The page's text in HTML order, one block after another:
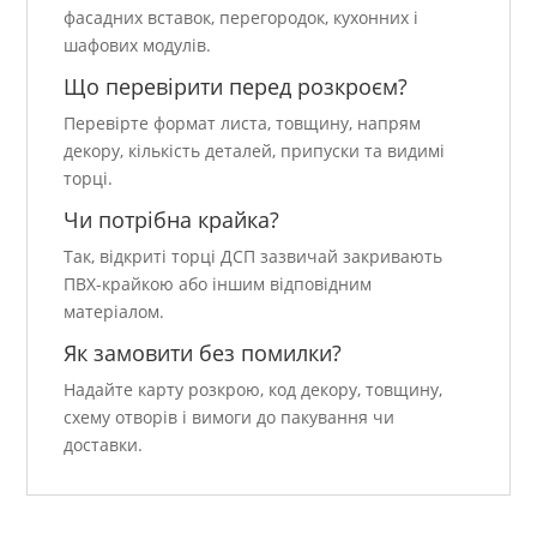
фасадних вставок, перегородок, кухонних і
шафових модулів.
Що перевірити перед розкроєм?
Перевірте формат листа, товщину, напрям
декору, кількість деталей, припуски та видимі
торці.
Чи потрібна крайка?
Так, відкриті торці ДСП зазвичай закривають
ПВХ-крайкою або іншим відповідним
матеріалом.
Як замовити без помилки?
Надайте карту розкрою, код декору, товщину,
схему отворів і вимоги до пакування чи
доставки.